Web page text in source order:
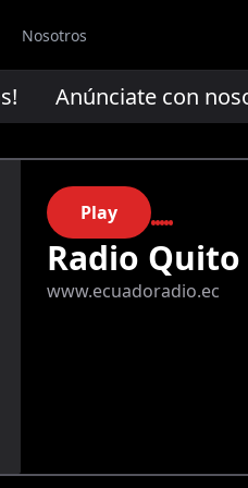
Nosotros
Anúnciate con
Play
Radio Quito
www.ecuadoradio.ec